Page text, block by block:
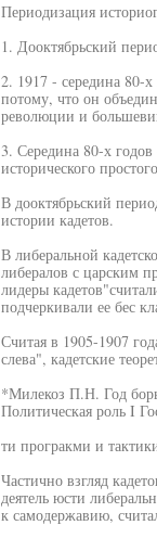
Периодизация
1. Дооктябрьский
2. 1917 - середина 80-
потому, что он
революции и
3. Середина 80-х годов
исторического
В дооктябрьский
истории кадетов.
В либеральной
либералов с царским
лидеры
подчеркивали ее бес
Считая в 1905-1907
слева", кадетские
*Милекоз П.Н. Год
Политическая роль I
ти програкми и
Частично взгляд
деятель юсти
к самодержавию,